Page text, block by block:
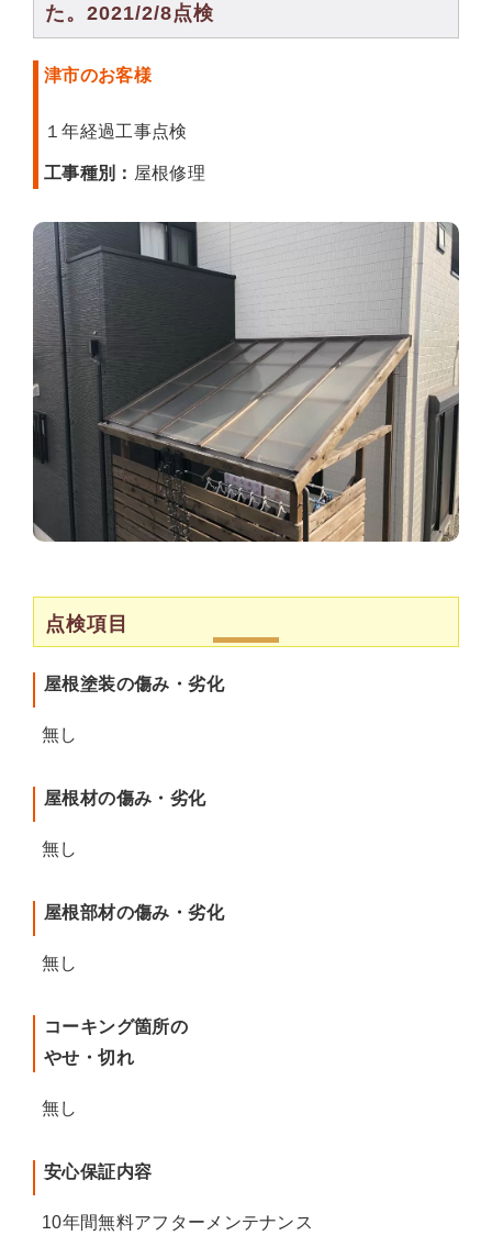
た。2021/2/8点検
津市のお客様
１年経過工事点検
工事種別： 屋根修理
点検項目
屋根塗装の傷み・劣化
無し
屋根材の傷み・劣化
無し
屋根部材の傷み・劣化
無し
コーキング箇所の
やせ・切れ
無し
安心保証内容
10年間無料アフターメンテナンス